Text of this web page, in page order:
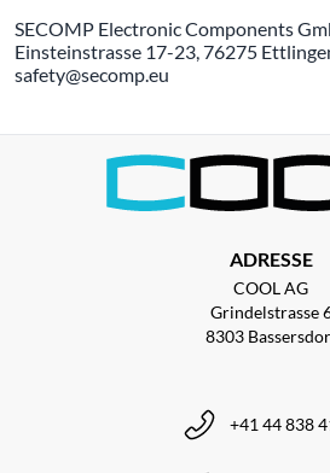
SECOMP Electronic Components
Einsteinstrasse 17-23, 76275
safety@secomp.eu
ADRESSE
COOL AG
Grindelstrasse
8303
+41 44 838